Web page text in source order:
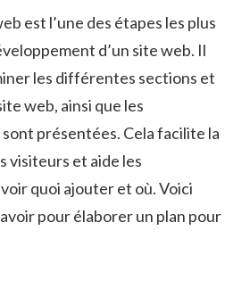
est l’une des étapes les plus
d’un site web. Il
les différentes sections et
web, ainsi que les
présentées. Cela facilite la
visiteurs et aide les
quoi ajouter et où. Voici
pour élaborer un plan pour